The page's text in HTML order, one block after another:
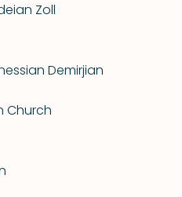
Zoll
Demirjian
Church